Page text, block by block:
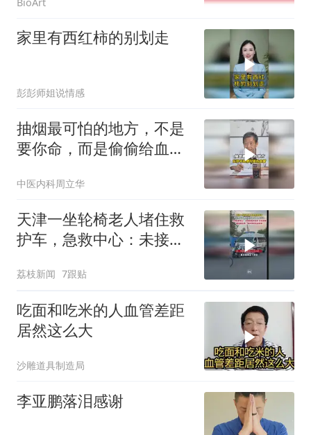
BioArt
家里有西红柿的别划走
彭彭师姐说情感
抽烟最可怕的地方，不是
要你命，而是偷偷给血管
中医内科周立华
天津一坐轮椅老人堵住救
护车，急救中心：未接到
荔枝新闻 7跟贴
吃面和吃米的人血管差距
居然这么大
沙雕道具制造局
李亚鹏落泪感谢